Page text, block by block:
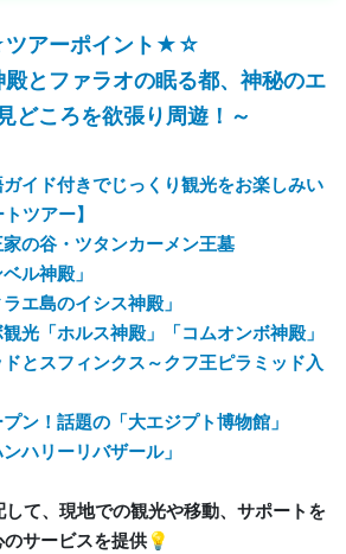
アーポイント★☆
殿とファラオの眠る都、神秘のエ
どころを欲張り周遊！～
イド付きでじっくり観光をお楽しみい
ツアー】
の谷・ツタンカーメン王墓
ル神殿」
エ島のイシス神殿」
光「ホルス神殿」「コムオンボ神殿」
とスフィンクス～クフ王ピラミッド入
ン！話題の「大エジプト博物館」
ハリーリバザール」
て、現地での観光や移動、サポートを
サービスを提供💡